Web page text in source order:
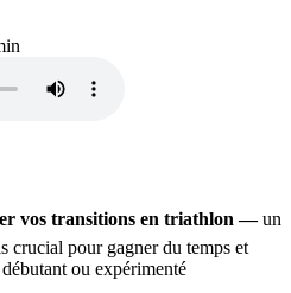
vos transitions en triathlon —un
crucial pour gagner du temps et
ou expérimenté